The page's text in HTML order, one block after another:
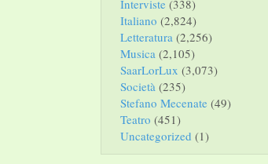
Interviste (338)
Italiano (2,824)
Letteratura (2,256)
Musica (2,105)
SaarLorLux (3,073)
Società (235)
Stefano Mecenate (49)
Teatro (451)
Uncategorized (1)